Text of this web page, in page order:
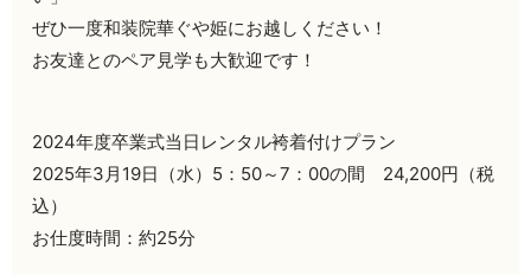
ぜひ一度和装院華ぐや姫にお越しください！
お友達とのペア見学も大歓迎です！
2024年度卒業式当日レンタル袴着付けプラン
2025年3月19日（水）5：50～7：00の間 24,200円（税
込）
お仕度時間：約25分